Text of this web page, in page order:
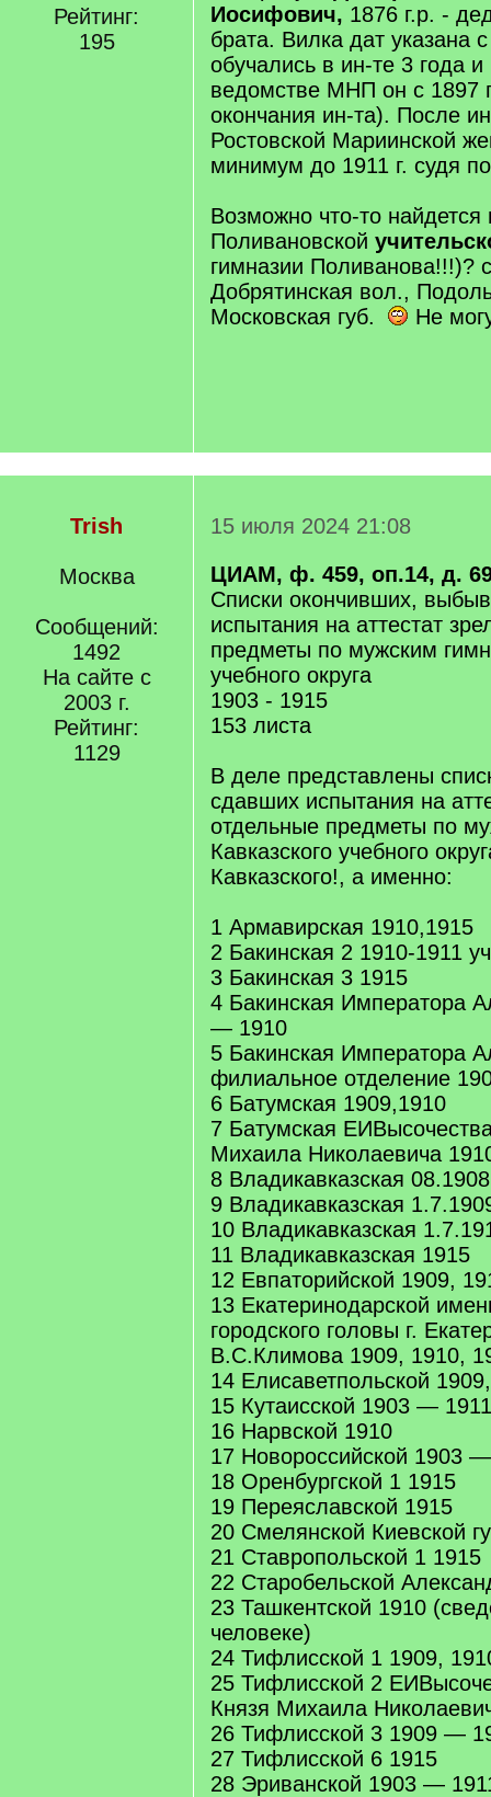
Рейтинг:
195
Иосифович, 1876 г.р. -
брата. Вилка дат указана
обучались в ин-те 3 года и
ведомстве МНП он с 1897
окончания ин-та). После
Ростовской Мариинской
минимум до 1911 г. судя
Возможно что-то найдется
Поливановской
гимназии Поливанова!!!)?
Добрятинская вол.,
Московская губ.
Не
Trish
Москва
Сообщений:
1492
На сайте с
2003 г.
Рейтинг:
1129
15 июля 2024 21:08
ЦИАМ, ф. 459, оп.14, д.
Списки окончивших,
испытания на аттестат
предметы по мужским
учебного округа
1903 - 1915
153 листа
В деле представлены
сдавших испытания на
отдельные предметы по
Кавказского учебного
Кавказского!, а именно:
1 Армавирская 1910,1915
2 Бакинская 2 1910-1911
3 Бакинская 3 1915
4 Бакинская Императора
— 1910
5 Бакинская Императора
филиальное отделение
6 Батумская 1909,1910
7 Батумская
Михаила Николаевича
8 Владикавказская
9 Владикавказская
10 Владикавказская
11 Владикавказская 1915
12 Евпаторийской 1909,
13 Екатеринодарской
городского головы г.
В.С.Климова 1909, 1910,
14 Елисаветпольской
15 Кутаисской 1903 —
16 Нарвской 1910
17 Новороссийской 1903
18 Оренбургской 1 1915
19 Переяславской 1915
20 Смелянской Киевской
21 Ставропольской 1 1915
22 Старобельской
23 Ташкентской 1910
человеке)
24 Тифлисской 1 1909,
25 Тифлисской 2
Князя Михаила
26 Тифлисской 3 1909 —
27 Тифлисской 6 1915
28 Эриванской 1903 —